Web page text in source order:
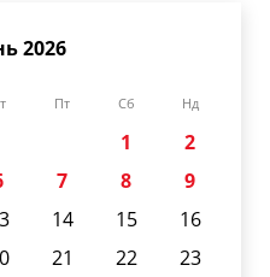
2026
Пт Сб Нд
1
2
7 8
9
14 15
16
21 22
23